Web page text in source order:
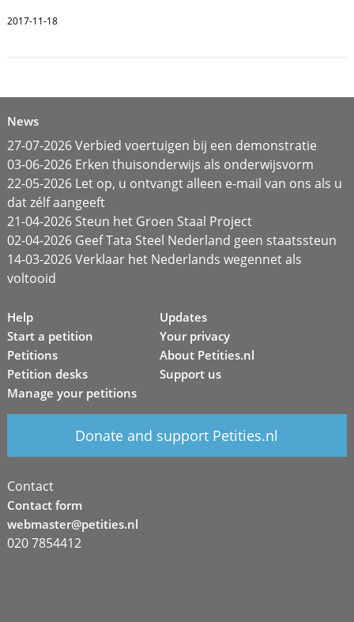
2017-11-18
News
27-07-2026 Verbied voertuigen bij een demonstratie
03-06-2026 Erken thuisonderwijs als onderwijsvorm
22-05-2026 Let op, u ontvangt alleen e-mail van ons als u
dat zélf aangeeft
21-04-2026 Steun het Groen Staal Project
02-04-2026 Geef Tata Steel Nederland geen staatssteun
14-03-2026 Verklaar het Nederlands wegennet als
voltooid
Help
Start a petition
Petitions
Petition desks
Manage your petitions
Updates
Your privacy
About Petities.nl
Support us
Donate and support Petities.nl
Contact
Contact form
webmaster@petities.nl
020 7854412